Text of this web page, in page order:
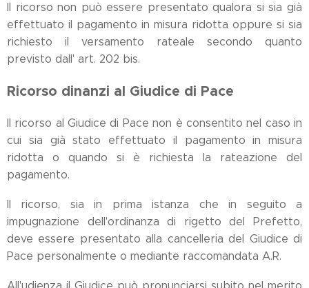
Il ricorso non può essere presentato qualora si sia già
effettuato il pagamento in misura ridotta oppure si sia
richiesto il versamento rateale secondo quanto
previsto dall' art. 202 bis.
Ricorso dinanzi al Giudice di Pace
Il ricorso al Giudice di Pace non è consentito nel caso in
cui sia già stato effettuato il pagamento in misura
ridotta o quando si è richiesta la rateazione del
pagamento.
Il ricorso, sia in prima istanza che in seguito a
impugnazione dell'ordinanza di rigetto del Prefetto,
deve essere presentato alla cancelleria del Giudice di
Pace personalmente o mediante raccomandata A.R.